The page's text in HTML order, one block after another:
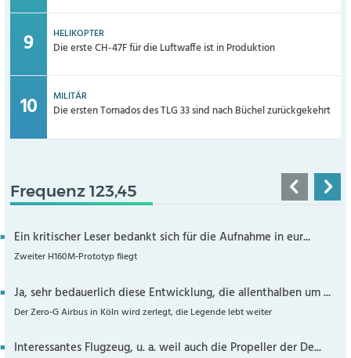
HELIKOPTER
Die erste CH-47F für die Luftwaffe ist in Produktion
MILITÄR
Die ersten Tornados des TLG 33 sind nach Büchel zurückgekehrt
Frequenz 123,45
Ein kritischer Leser bedankt sich für die Aufnahme in eur...
Zweiter H160M-Prototyp fliegt
Ja, sehr bedauerlich diese Entwicklung, die allenthalben um ...
Der Zero-G Airbus in Köln wird zerlegt, die Legende lebt weiter
Interessantes Flugzeug, u. a. weil auch die Propeller der De...